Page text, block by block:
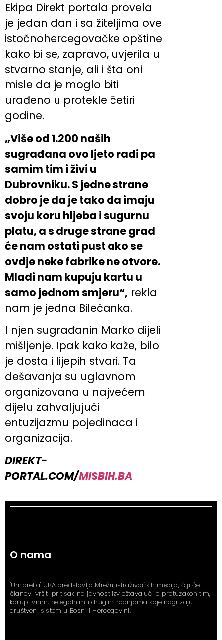
Ekipa Direkt portala provela
je jedan dan i sa žiteljima ove
istočnohercegovačke opštine
kako bi se, zapravo, uvjerila u
stvarno stanje, ali i šta oni
misle da je moglo biti
urađeno u protekle četiri
godine.
„Više od 1.200 naših
sugrađana ovo ljeto radi pa
samim tim i živi u
Dubrovniku. S jedne strane
dobro je da je tako da imaju
svoju koru hljeba i sugurnu
platu, a s druge strane grad
će nam ostati pust ako se
ovdje neke fabrike ne otvore.
Mladi nam kupuju kartu u
samo jednom smjeru“, rekla
nam je jedna Bilećanka.
I njen sugrađanin Marko dijeli
mišljenje. Ipak kako kaže, bilo
je dosta i lijepih stvari. Ta
dešavanja su uglavnom
organizovana u najvećem
dijelu zahvaljujući
entuzijazmu pojedinaca i
organizacija.
DIREKT-
PORTAL.COM/MISBIH.BA
O nama
"Umbrella" UBA predstavlja Mrežu istraživačkih medija, čiji će
članovi vršiti pritisak na javnost izvještavajući o protuzakonitim,
koruptivnim, nelegalnim i drugim radnjama koje nagrizaju
društveni sistem u Bosni i Hercegovini.